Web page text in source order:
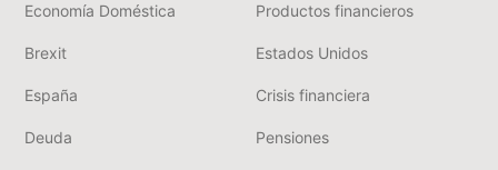
Economía Doméstica Productos financieros
Brexit Estados Unidos
España Crisis financiera
Deuda Pensiones